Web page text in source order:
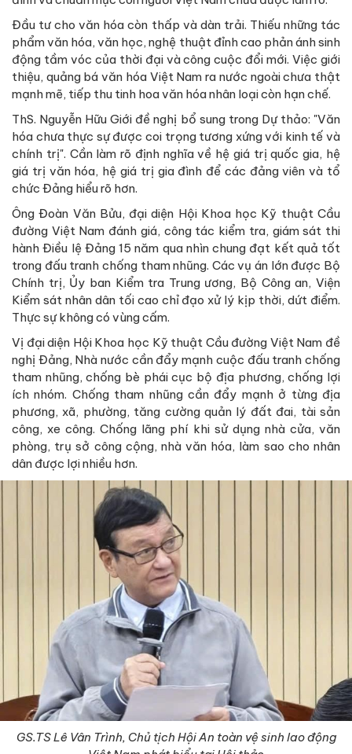
Đầu tư cho văn hóa còn thấp và dàn trải. Thiếu những tác
phẩm văn hóa, văn học, nghệ thuật đỉnh cao phản ánh sinh
động tầm vóc của thời đại và công cuộc đổi mới. Việc giới
thiệu, quảng bá văn hóa Việt Nam ra nước ngoài chưa thật
mạnh mẽ, tiếp thu tinh hoa văn hóa nhân loại còn hạn chế.
ThS. Nguyễn Hữu Giới đề nghị bổ sung trong Dự thảo: "Văn
hóa chưa thực sự được coi trọng tương xứng với kinh tế và
chính trị". Cần làm rõ định nghĩa về hệ giá trị quốc gia, hệ
giá trị văn hóa, hệ giá trị gia đình để các đảng viên và tổ
chức Đảng hiểu rõ hơn.
Ông Đoàn Văn Bửu, đại diện Hội Khoa học Kỹ thuật Cầu
đường Việt Nam đánh giá, công tác kiểm tra, giám sát thi
hành Điều lệ Đảng 15 năm qua nhìn chung đạt kết quả tốt
trong đấu tranh chống tham nhũng. Các vụ án lớn được Bộ
Chính trị, Ủy ban Kiểm tra Trung ương, Bộ Công an, Viện
Kiểm sát nhân dân tối cao chỉ đạo xử lý kịp thời, dứt điểm.
Thực sự không có vùng cấm.
Vị đại diện Hội Khoa học Kỹ thuật Cầu đường Việt Nam đề
nghị Đảng, Nhà nước cần đẩy mạnh cuộc đấu tranh chống
tham nhũng, chống bè phái cục bộ địa phương, chống lợi
ích nhóm. Chống tham nhũng cần đẩy mạnh ở từng địa
phương, xã, phường, tăng cường quản lý đất đai, tài sản
công, xe công. Chống lãng phí khi sử dụng nhà cửa, văn
phòng, trụ sở công cộng, nhà văn hóa, làm sao cho nhân
dân được lợi nhiều hơn.
GS.TS Lê Vân Trình, Chủ tịch Hội An toàn vệ sinh lao động